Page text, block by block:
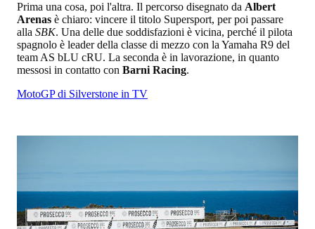
Prima una cosa, poi l'altra. Il percorso disegnato da Albert
Arenas è chiaro: vincere il titolo Supersport, per poi passare
alla SBK. Una delle due soddisfazioni è vicina, perché il pilota
spagnolo è leader della classe di mezzo con la Yamaha R9 del
team AS bLU cRU. La seconda è in lavorazione, in quanto
messosi in contatto con Barni Racing.
MotoGP di Silverstone in TV